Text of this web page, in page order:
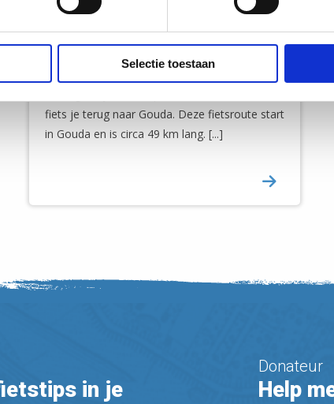
Selectie toestaan
Afstand
49 km
Provincie
Zuid-Holland
fiets je terug naar Gouda. Deze fietsroute start
in Gouda en is circa 49 km lang. [...]
in je
Donateur
Help